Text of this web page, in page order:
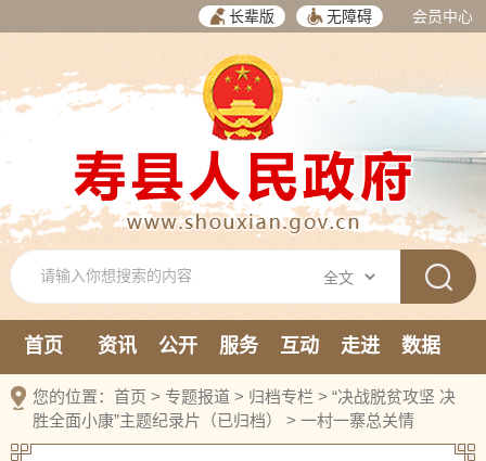
长辈版 无障碍 会员中心
首页 资讯 公开 服务 互动 走进
数据
新媒体
您的位置： 首页 > 专题报道 > 归档专栏 > “决战脱贫攻坚 决
胜全面小康”主题纪录片（已归档）
> 一村一寨总关情